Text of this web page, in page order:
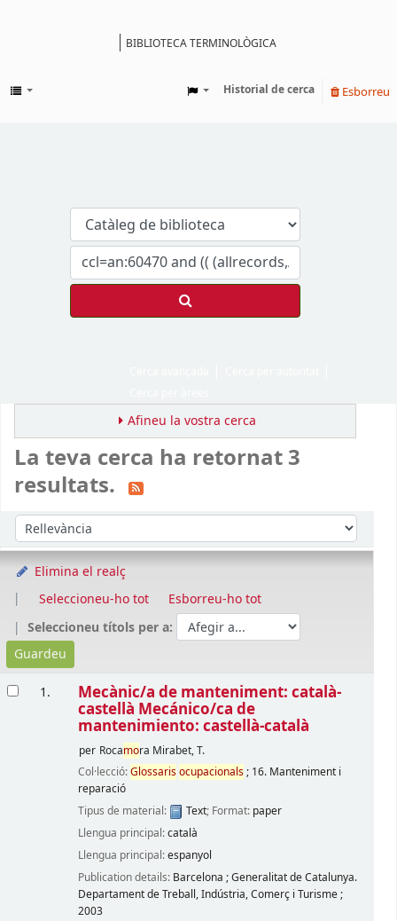
BIBLIOTECA TERMINOLÒGICA
Historial de cerca Esborreu
Afineu la vostra cerca
La teva cerca ha retornat 3
resultats.
Ordeneu per:
Elimina el realç
Seleccioneu-ho tot
Esborreu-ho tot
Seleccioneu títols per a:
1. Mecànic/a de manteniment: català-
castellà Mecánico/ca de
mantenimiento: castellà-català
per Rocamora Mirabet, T.
Col·lecció:Glossarisocupacionals; 16. Manteniment i
reparació
Tipus de material:
Text; Format: paper
Llengua principal:català
Llengua principal:espanyol
Publication details: Barcelona ;Generalitat de Catalunya.
Departament de Treball, Indústria, Comerç i Turisme;
2003